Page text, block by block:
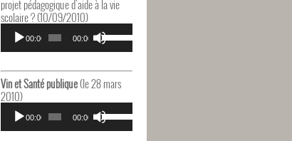
volume.
projet pédagogique d'aide à la vie
scolaire ? (10/09/2010)
Lecteur
audio
00:00 00:00
Utilisez
les
flèches
pour
ou
diminuer
le
Vin et Santé publique(le 28 mars
2010)
Lecteur
audio
00:00 00:00
Utilisez
les
flèches